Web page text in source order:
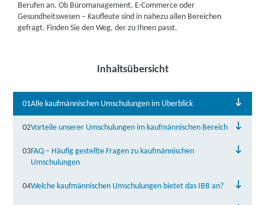
Berufen an. Ob Büromanagement, E-Commerce oder
Gesundheitswesen – Kaufleute sind in nahezu allen Bereichen
gefragt. Finden Sie den Weg, der zu Ihnen passt.
Inhaltsübersicht
01Alle kaufmännischen Umschulungen im Überblick
02Vorteile unserer Umschulungen im kaufmännischen Bereich
03FAQ – Häufig gestellte Fragen zu kaufmännischen
Umschulungen
04Welche kaufmännischen Umschulungen bietet das IBB an?